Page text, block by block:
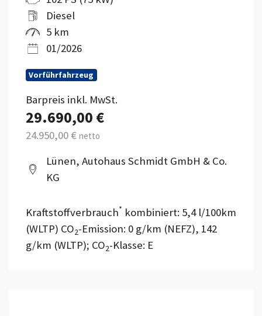
Diesel
5 km
01/2026
Vorführfahrzeug
Barpreis inkl. MwSt.
29.690,00 €
24.950,00 € netto
Lünen, Autohaus Schmidt GmbH & Co.
KG
Kraftstoffverbrauch* kombiniert: 5,4 l/100km
(WLTP) CO2-Emission: 0 g/km (NEFZ), 142
g/km (WLTP); CO2-Klasse: E